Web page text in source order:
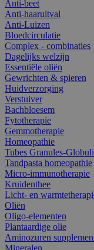
Anti-beet
Anti-haaruitval
Anti-Luizen
Bloedcirculatie
Complex - combinaties
Dagelijks welzijn
Essentiële oliën
Gewrichten & spieren
Huidverzorging
Verstuiver
Bachbloesem
Fytotherapie
Gemmotherapie
Homeopathie
Tubes Granules-Globuli
Tandpasta homeopathie
Micro-immunotherapie
Kruidenthee
Licht- en
Oliën
Oligo-elementen
Plantaardige olie
Aminozuren
Mineralen